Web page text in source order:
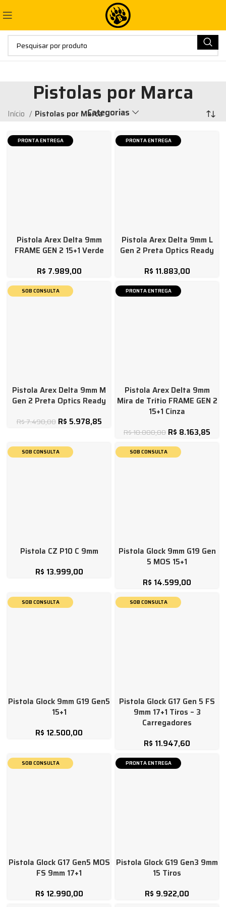
Pistolas por Marca
Categorias
Início Pistolas por Marca
PRONTA ENTREGA
Pistola Arex Delta 9mm
FRAME GEN 2 15+1 Verde
R$ 7.989,00
PRONTA ENTREGA
Pistola Arex Delta 9mm L
Gen 2 Preta Optics Ready
R$ 11.883,00
SOB CONSULTA
Pistola Arex Delta 9mm M
Gen 2 Preta Optics Ready
R$7.490,00 R$ 5.978,85
PRONTA ENTREGA
Pistola Arex Delta 9mm
Mira de Trítio FRAME GEN 2
15+1 Cinza
R$10.000,00 R$ 8.163,85
SOB CONSULTA
Pistola CZ P10 C 9mm
R$ 13.999,00
SOB CONSULTA
Pistola Glock 9mm G19 Gen
5 MOS 15+1
R$ 14.599,00
SOB CONSULTA
Pistola Glock 9mm G19 Gen5
15+1
R$ 12.500,00
SOB CONSULTA
Pistola Glock G17 Gen 5 FS
9mm 17+1 Tiros – 3
Carregadores
R$ 11.947,60
SOB CONSULTA
Pistola Glock G17 Gen5 MOS
FS 9mm 17+1
R$ 12.990,00
PRONTA ENTREGA
Pistola Glock G19 Gen3 9mm
15 Tiros
R$ 9.922,00